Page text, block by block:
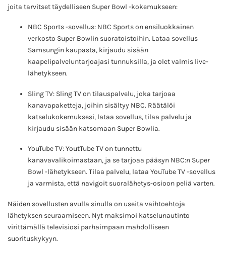
joita tarvitset täydelliseen Super Bowl -kokemukseen:
NBC Sports -sovellus: NBC Sports on ensiluokkainen
verkosto Super Bowlin suoratoistoihin. Lataa sovellus
Samsungin kaupasta, kirjaudu sisään
kaapelipalveluntarjoajasi tunnuksilla, ja olet valmis live-
lähetykseen.
Sling TV: Sling TV on tilauspalvelu, joka tarjoaa
kanavapaketteja, joihin sisältyy NBC. Räätälöi
katselukokemuksesi, lataa sovellus, tilaa palvelu ja
kirjaudu sisään katsomaan Super Bowlia.
YouTube TV: YoutTube TV on tunnettu
kanavavalikoimastaan, ja se tarjoaa pääsyn NBC:n Super
Bowl -lähetykseen. Tilaa palvelu, lataa YouTube TV -sovellus
ja varmista, että navigoit suoralähetys-osioon peliä varten.
Näiden sovellusten avulla sinulla on useita vaihtoehtoja
lähetyksen seuraamiseen. Nyt maksimoi katselunautinto
virittämällä televisiosi parhaimpaan mahdolliseen
suorituskykyyn.